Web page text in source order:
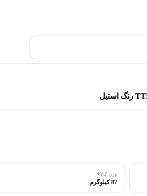
وزن کالا
87 کیلوگرم